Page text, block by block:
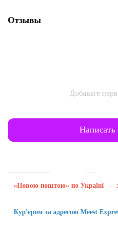
Отзывы
Добавьте
Написать
«Новою поштою» по Україні —
Кур'єром за адресою Meest